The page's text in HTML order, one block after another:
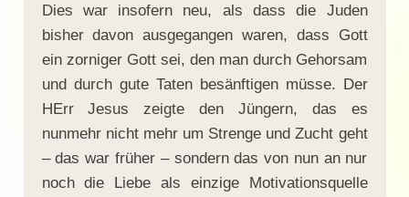
Dies war insofern neu, als dass die Juden
bisher davon ausgegangen waren, dass Gott
ein zorniger Gott sei, den man durch Gehorsam
und durch gute Taten besänftigen müsse. Der
HErr Jesus zeigte den Jüngern, das es
nunmehr nicht mehr um Strenge und Zucht geht
– das war früher – sondern das von nun an nur
noch die Liebe als einzige Motivationsquelle